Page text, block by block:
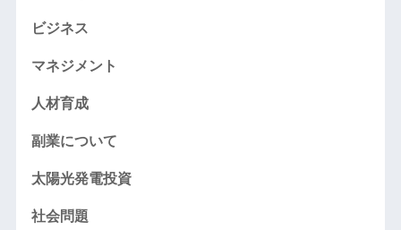
ビジネス
マネジメント
人材育成
副業について
太陽光発電投資
社会問題